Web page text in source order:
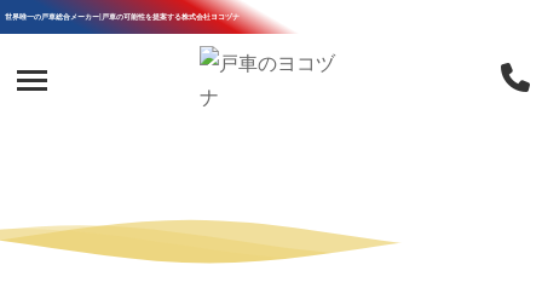
世界唯一の戸車総合メーカー|戸車の可能性を提案する株式会社ヨコヅナ